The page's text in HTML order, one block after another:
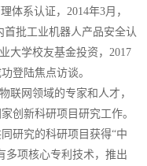
体系认证，2014年3月，
首批工业机器人产品安全认
大学校友基金投资，2017
登陆焦点访谈。
联网领域的专家和人才，
创新科研项目研究工作。
研究的科研项目获得“中
多项核心专利技术，推出